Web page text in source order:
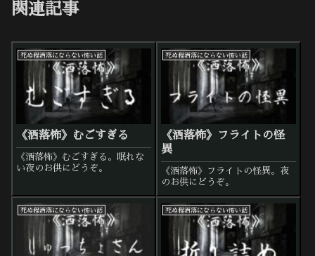
関連記事
死ぬ程洒落にならない怖い話
《洒落怖》むごすぎる
《洒落怖》むごすぎる。眠れな
い夜のお供にどうぞ。
死ぬ程洒落にならない怖い話
《洒落怖》フライトの怪
異
《洒落怖》フライトの怪異。夜
のお供にどうぞ。
死ぬ程洒落にならない怖い話 死ぬ程洒落にならない怖い話